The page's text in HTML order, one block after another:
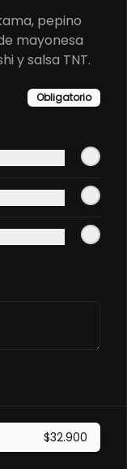
3
pepino
mayonesa
y salsa TNT.
Obligatorio
$32.900